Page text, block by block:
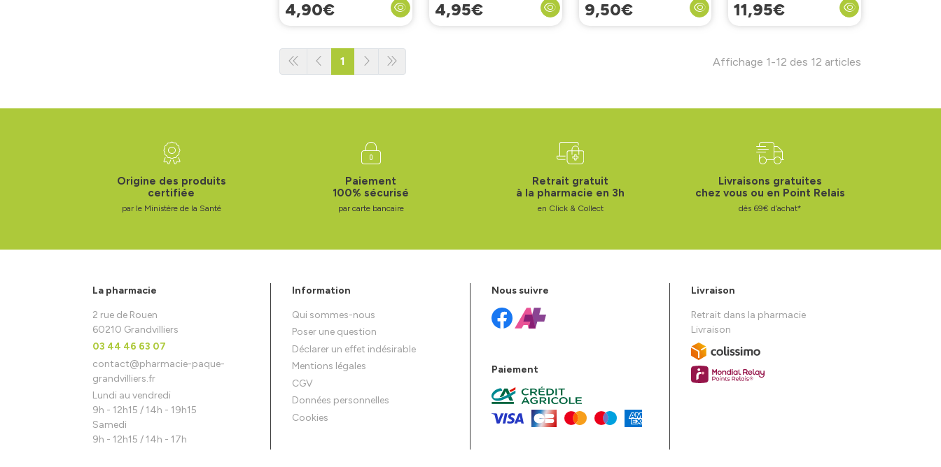
4,90€ 4,95€ 9,50€ 11,95€
Affichage 1-12 des 12 articles
1
Origine des produits
certifiée
par le Ministère de la Santé
Paiement
100% sécurisé
par carte bancaire
Retrait gratuit
à la pharmacie en 3h
en Click & Collect
Livraisons gratuites
chez vous ou en Point Relais
dès 69€ d’achat*
La pharmacie
2 rue de Rouen
60210 Grandvilliers
03 44 46 63 07
contact@pharmacie-paque-
grandvilliers.fr
Lundi au vendredi
9h - 12h15 / 14h - 19h15
Samedi
9h - 12h15 / 14h - 17h
Information
Qui sommes-nous
Poser une question
Déclarer un effet indésirable
Mentions légales
CGV
Données personnelles
Cookies
Nous suivre
Paiement
Livraison
Retrait dans la pharmacie
Livraison